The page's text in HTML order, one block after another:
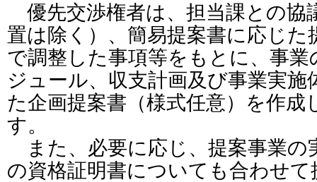
優先交渉権者は、担当課との協
置は除く）、簡易提案書に応じた
で調整した事項等をもとに、事
ジュール、収支計画及び事業実施
た企画提案書（様式任意）を作成
す。
また、必要に応じ、提案事業の
の資格証明書についても合わせ